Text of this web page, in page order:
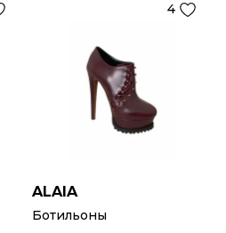
4
ALAIA
Ботильоны